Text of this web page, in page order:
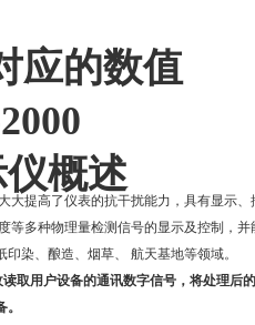
应的数值
概述
大提高了仪表的抗干扰能力，具有显示
等多种物理量检测信号的显示及控制，
染、酿造、烟草、 航天基地等领域。
取用户设备的通讯数字信号，将处理